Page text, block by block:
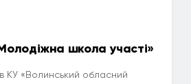
школа участі»
КУ «Волинський обласний